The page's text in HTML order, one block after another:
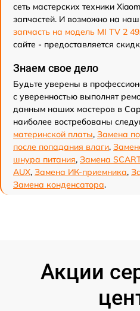
сеть мастерских техники
запчастей. И возможно на
запчасть на модель MI TV 2 49
сайте - предоставляется
Знаем свое дело
Будьте уверены в
с уверенностью выполнят
данным наших мастеров в
наиболее востребованы
материнской платы, Замена
после попадания влаги,
шнура питания, Замена
AUX, Замена ИК-приемника,
Замена конденсатора.
Акции